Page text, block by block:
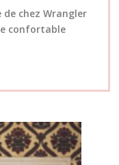
de chez Wrangler
confortable